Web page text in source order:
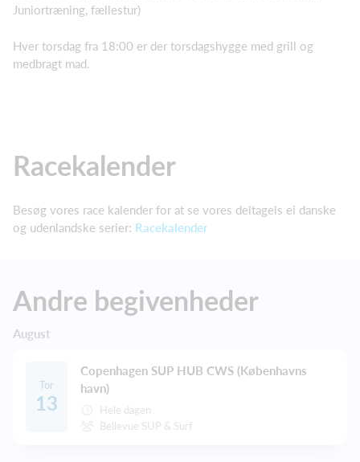
Juniortræning, fællestur)
Hver torsdag fra 18:00 er der torsdagshygge med grill og
medbragt mad.
Racekalender
Besøg vores race kalender for at se vores deltagels ei danske
og udenlandske serier: Racekalender
Andre begivenheder
August
Tor
13
Copenhagen SUP HUB CWS (Københavns
havn)
Hele dagen
Bellevue SUP & Surf